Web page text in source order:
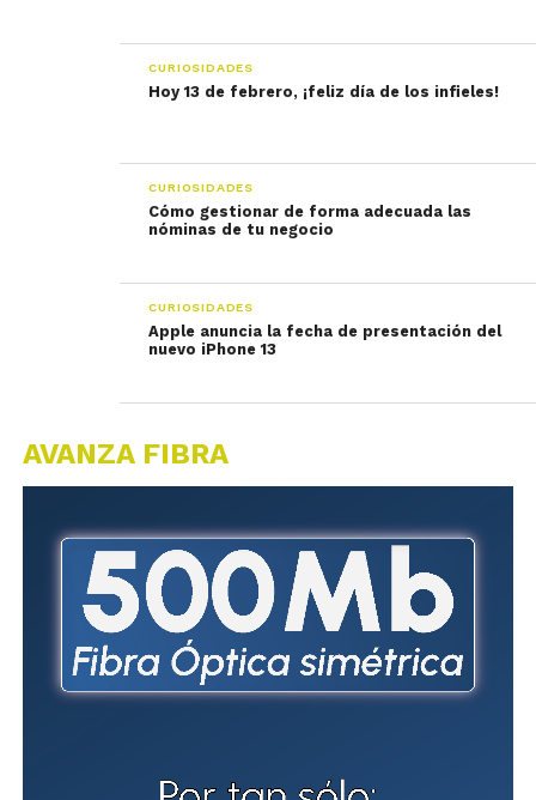
CURIOSIDADES
Hoy 13 de febrero, ¡feliz día de los infieles!
CURIOSIDADES
Cómo gestionar de forma adecuada las
nóminas de tu negocio
CURIOSIDADES
Apple anuncia la fecha de presentación del
nuevo iPhone 13
AVANZA FIBRA